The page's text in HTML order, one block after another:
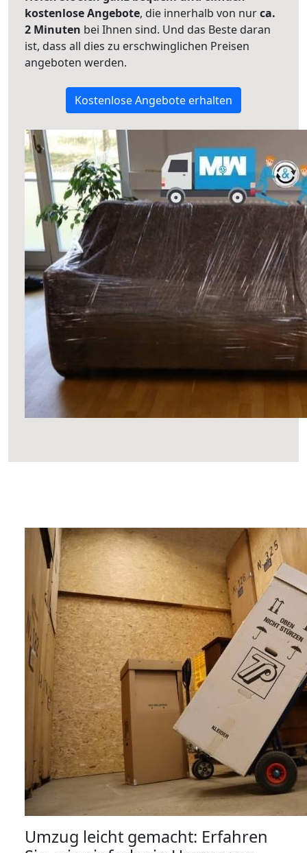
kostenlose Angebote, die innerhalb von nurca.
2 Minuten bei Ihnen sind. Und das Beste daran
ist, dass all dies zu erschwinglichen Preisen
angeboten werden.
Kostenlose Angebote erhalten
Umzug leicht gemacht: Erfahren